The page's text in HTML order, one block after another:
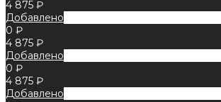
4 875 ₽
Добавлено
0 ₽
4 875 ₽
Добавлено
0 ₽
4 875 ₽
Добавлено